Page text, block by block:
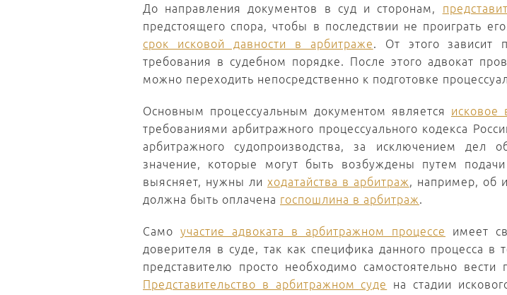
До направления документов в суд и сторонам,
предстоящего спора, чтобы в последствии не проиграть
срок исковой давности в арбитраже. От этого зависит
требования в судебном порядке. После этого адвокат
можно переходить непосредственно к подготовке
Основным процессуальным документом является исковое
требованиями арбитражного процессуального кодекса
арбитражного судопроизводства, за исключением дел
значение, которые могут быть возбуждены путем подачи
выясняет, нужны ли ходатайства в арбитраж, например, об
должна быть оплачена госпошлина в арбитраж.
Само участие адвоката в арбитражном процессе
имеет
доверителя в суде, так как специфика данного процесса
представителю просто необходимо самостоятельно
Представительство в арбитражном суде
на стадии